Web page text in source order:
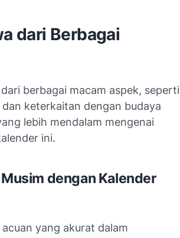
dari Berbagai
berbagai macam aspek, seperti
keterkaitan dengan budaya
lebih mendalam mengenai
ini.
dengan Kalender
yang akurat dalam